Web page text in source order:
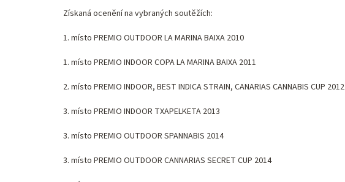
Získaná ocenění na vybraných soutěžích:
1. místo PREMIO OUTDOOR LA MARINA BAIXA 2010
1. místo PREMIO INDOOR COPA LA MARINA BAIXA 2011
2. místo PREMIO INDOOR, BEST INDICA STRAIN, CANARIAS CANNABIS CUP 2012
3. místo PREMIO INDOOR TXAPELKETA 2013
3. místo PREMIO OUTDOOR SPANNABIS 2014
3. místo PREMIO OUTDOOR CANNARIAS SECRET CUP 2014